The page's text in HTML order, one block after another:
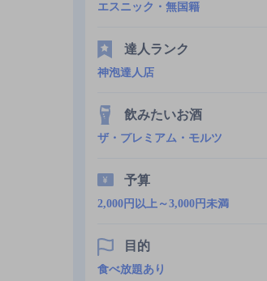
エスニック・無国籍
達人ランク
神泡達人店
飲みたいお酒
ザ・プレミアム・モルツ
予算
2,000円以上～3,000円未満
目的
食べ放題あり